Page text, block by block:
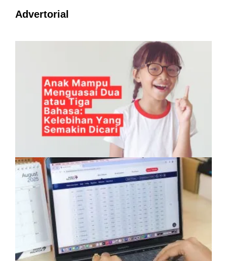
Advertorial
Anak Mampu Menguasai Dua atau Tiga
Bahasa: Kelebihan Yang Semakin Dicari